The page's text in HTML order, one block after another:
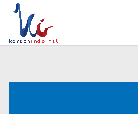
Skip
content